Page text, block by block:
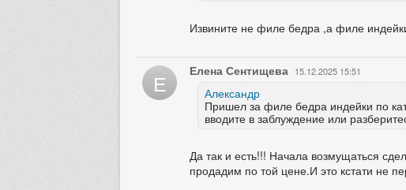
Извините не филе бедра ,а филе
Е Елена Сентищева 15.12.2025 15:51
Александр
Пришел за филе бедра индейки по
вводите в заблуждение или
Да так и есть!!! Начала возмущаться
продадим по той цене.И это кстати не